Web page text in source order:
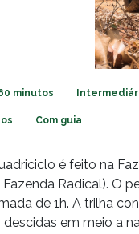
minutos
Com guia
é feito na
Radical). O
de 1h. A trilha
descidas em meio a